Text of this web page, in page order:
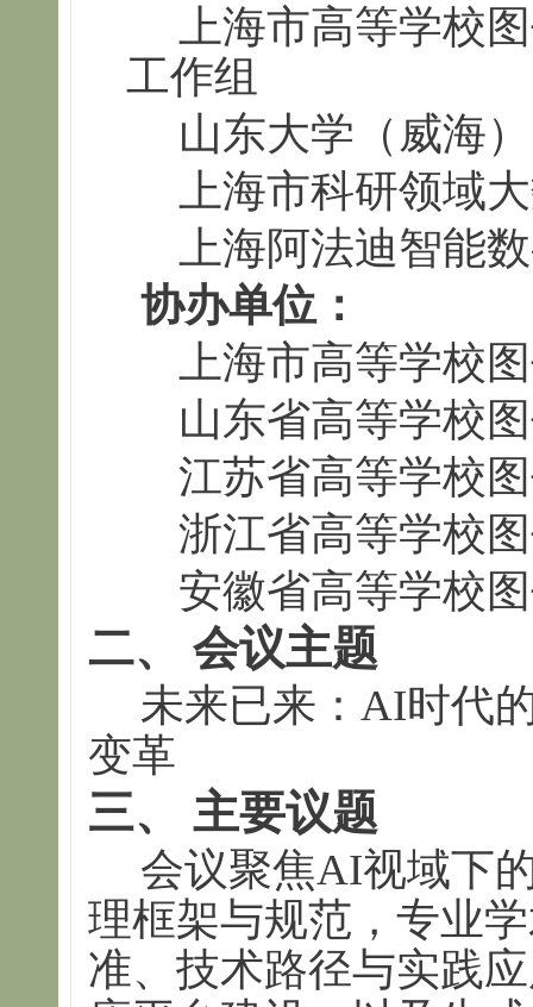
上海市高等学校
工作组
山东大学（威海
上海市科研领域
上海阿法迪智能
协办单位：
上海市高等学校
山东省高等学校
江苏省高等学校
浙江省高等学校
安徽省高等学校
二、 会议主题
未来已来：AI时代
变革
三、 主要议题
会议聚焦AI视域下
理框架与规范，专业
准、技术路径与实践